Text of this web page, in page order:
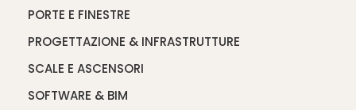
PORTE E FINESTRE
PROGETTAZIONE & INFRASTRUTTURE
SCALE E ASCENSORI
SOFTWARE & BIM